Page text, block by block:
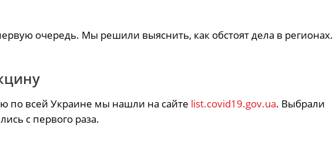
очередь. Мы решили выяснить, как обстоят дела в регионах.
по всей Украине мы нашли на сайте list.covid19.gov.ua. Выбрали
с первого раза.